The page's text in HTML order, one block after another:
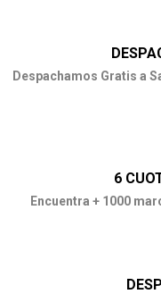
Despachamos Gratis a
6
Encuentra + 1000